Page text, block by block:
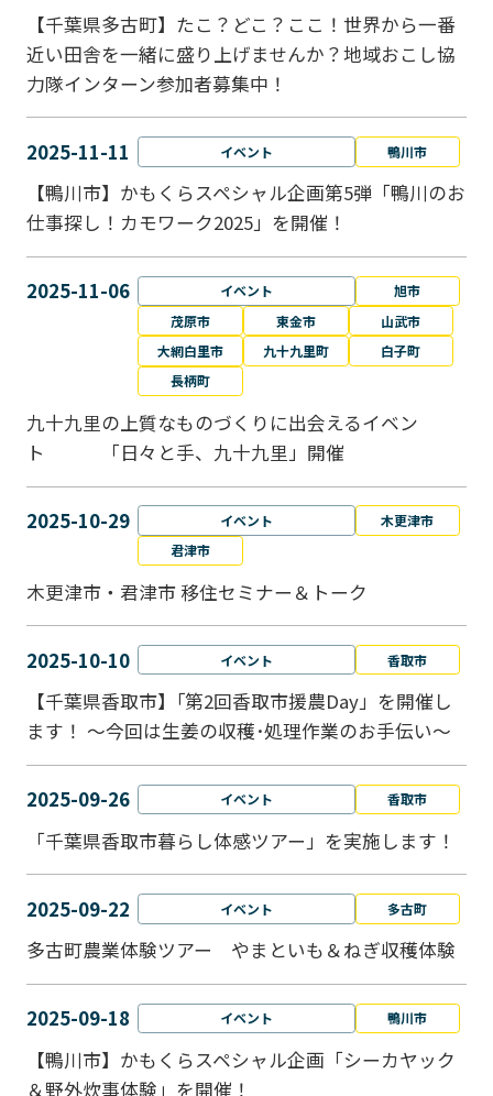
【千葉県多古町】たこ？どこ？ここ！世界から一番
近い田舎を一緒に盛り上げませんか？地域おこし協
力隊インターン参加者募集中！
2025-11-11 イベント 鴨川市
【鴨川市】かもくらスペシャル企画第5弾「鴨川のお
仕事探し！カモワーク2025」を開催！
2025-11-06 イベント
旭市
茂原市
東金市
山武市
大網白里市
九十九里町
白子町
長柄町
九十九里の上質なものづくりに出会えるイベン
ト 「日々と手、九十九里」開催
2025-10-29 イベント
木更津市
君津市
木更津市・君津市 移住セミナー＆トーク
2025-10-10 イベント 香取市
【千葉県香取市】｢第2回香取市援農Day」を開催し
ます！ ～今回は生姜の収穫･処理作業のお手伝い～
2025-09-26 イベント 香取市
「千葉県香取市暮らし体感ツアー」を実施します！
2025-09-22 イベント 多古町
多古町農業体験ツアー やまといも＆ねぎ収穫体験
2025-09-18 イベント 鴨川市
【鴨川市】かもくらスペシャル企画「シーカヤック
＆野外炊事体験」を開催！